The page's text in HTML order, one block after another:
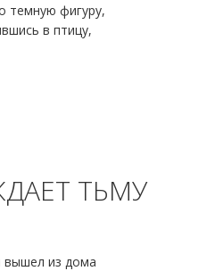
темную фигуру,
в птицу,
ТЬМУ
вышел из дома